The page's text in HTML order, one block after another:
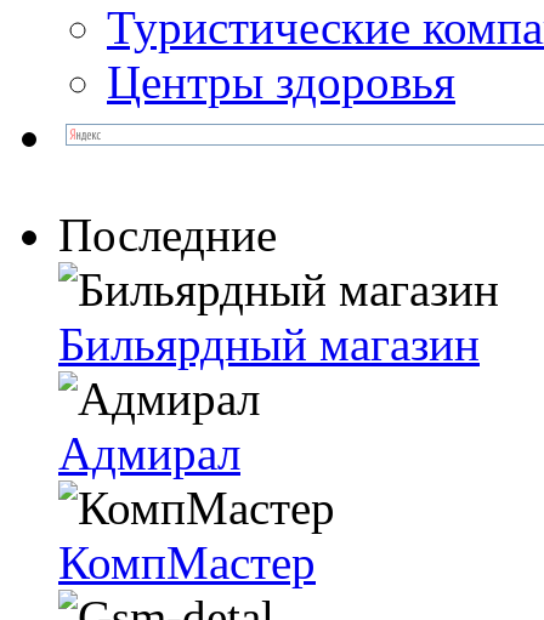
Туристические
Центры здоровья
Последние
Бильярдный магазин
Адмирал
КомпМастер